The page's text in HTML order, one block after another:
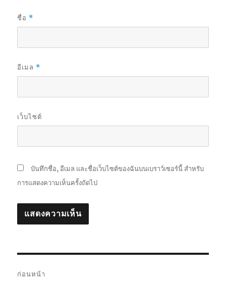
ชื่อ *
อีเมล *
เว็บไซต์
บันทึกชื่อ, อีเมล และชื่อเว็บไซต์ของฉันบนเบราว์เซอร์นี้ สำหรับ
การแสดงความเห็นครั้งถัดไป
ก่อนหน้า